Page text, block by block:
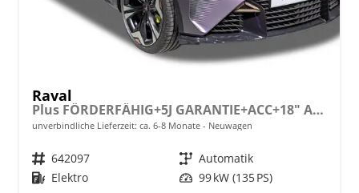
Raval
Plus FÖRDERFÄHIG+5J GARANTIE+ACC+18" ALU+LED+PDC+KLIMA
unverbindliche Lieferzeit: ca. 6-8 Monate Neuwagen
Fahrzeugnr. 642097 Getriebe Automatik
Kraftstoff Elektro Leistung 99 kW (135 PS)